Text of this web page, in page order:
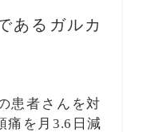
あるガルカ
患者さんを対
痛を月3.6日減